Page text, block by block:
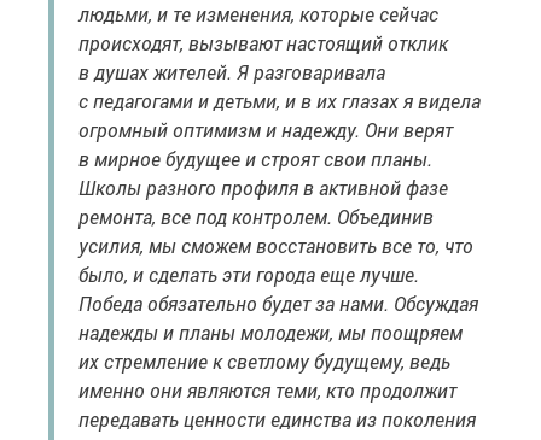
людьми, и те изменения, которые сейчас
происходят, вызывают настоящий отклик
в душах жителей. Я разговаривала
с педагогами и детьми, и в их глазах я видела
огромный оптимизм и надежду. Они верят
в мирное будущее и строят свои планы.
Школы разного профиля в активной фазе
ремонта, все под контролем. Объединив
усилия, мы сможем восстановить все то, что
было, и сделать эти города еще лучше.
Победа обязательно будет за нами. Обсуждая
надежды и планы молодежи, мы поощряем
их стремление к светлому будущему, ведь
именно они являются теми, кто продолжит
передавать ценности единства из поколения